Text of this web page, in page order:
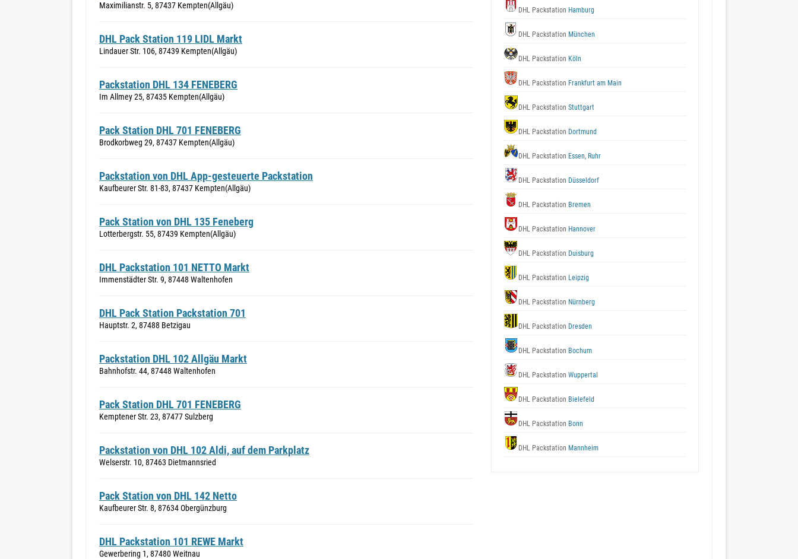
Maximilianstr. 5, 87437 Kempten(Allgäu)
DHL Pack Station 119 LIDL Markt
Lindauer Str. 106, 87439 Kempten(Allgäu)
Packstation DHL 134 FENEBERG
Im Allmey 25, 87435 Kempten(Allgäu)
Pack Station DHL 701 FENEBERG
Brodkorbweg 29, 87437 Kempten(Allgäu)
Packstation von DHL App-gesteuerte Packstation
Kaufbeurer Str. 81-83, 87437 Kempten(Allgäu)
Pack Station von DHL 135 Feneberg
Lotterbergstr. 55, 87439 Kempten(Allgäu)
DHL Packstation 101 NETTO Markt
Immenstädter Str. 9, 87448 Waltenhofen
DHL Pack Station Packstation 701
Hauptstr. 2, 87488 Betzigau
Packstation DHL 102 Allgäu Markt
Bahnhofstr. 44, 87448 Waltenhofen
Pack Station DHL 701 FENEBERG
Kemptener Str. 23, 87477 Sulzberg
Packstation von DHL 102 Aldi, auf dem Parkplatz
Welserstr. 10, 87463 Dietmannsried
Pack Station von DHL 142 Netto
Kaufbeurer Str. 8, 87634 Obergünzburg
DHL Packstation 101 REWE Markt
Gewerbering 1, 87480 Weitnau
DHL Packstation Hamburg
DHL Packstation München
DHL Packstation Köln
DHL Packstation Frankfurt am Main
DHL Packstation Stuttgart
DHL Packstation Dortmund
DHL Packstation Essen, Ruhr
DHL Packstation Düsseldorf
DHL Packstation Bremen
DHL Packstation Hannover
DHL Packstation Duisburg
DHL Packstation Leipzig
DHL Packstation Nürnberg
DHL Packstation Dresden
DHL Packstation Bochum
DHL Packstation Wuppertal
DHL Packstation Bielefeld
DHL Packstation Bonn
DHL Packstation Mannheim